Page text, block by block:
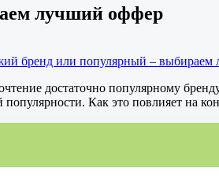
лучший оффер
бренд или популярный – выбираем
достаточно популярному
Как это повлияет на